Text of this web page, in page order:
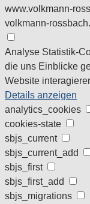
www.volkmann-
volkmann-
Analyse Statistik-
die uns Einblicke
Website
Details anzeigen
analytics_cookies
cookies-state
sbjs_current
sbjs_current_add
sbjs_first
sbjs_first_add
sbjs_migrations